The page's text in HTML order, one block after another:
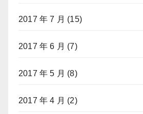
2017 年 7 月 (15)
2017 年 6 月 (7)
2017 年 5 月 (8)
2017 年 4 月 (2)